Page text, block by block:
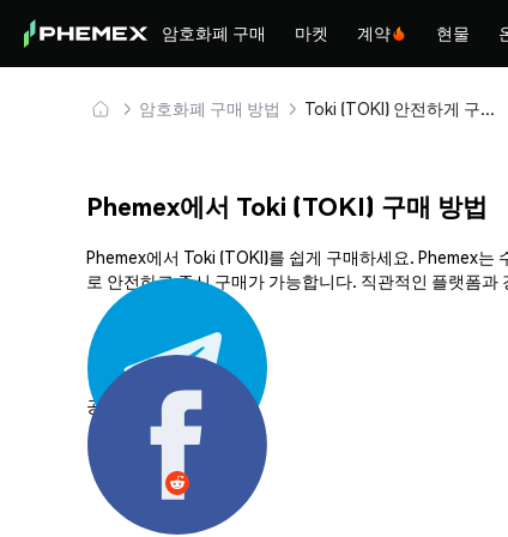
암호화폐 구매 마켓 계약 현물
암호화폐 구매 방법 Toki (TOKI) 안전하게 구매 및 보관
Phemex에서 Toki (TOKI) 구매 방법
Phemex에서 Toki (TOKI)를 쉽게 구매하세요. Phemex는
로 안전하고 즉시 구매가 가능합니다. 직관적인 플랫폼
공유하기: